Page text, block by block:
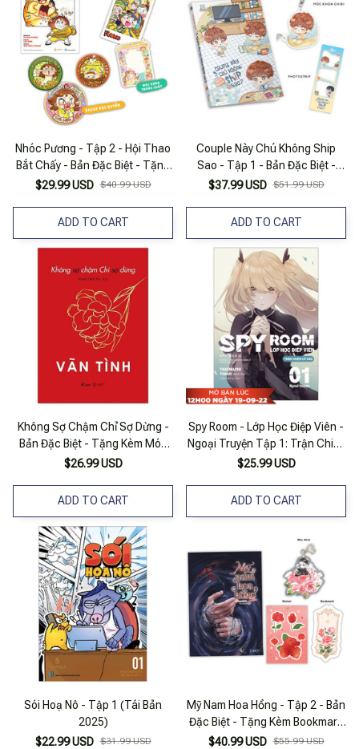
Nhóc Pương - Tập 2 - Hội Thao
Bắt Chấy - Bản Đặc Biệt - Tặng
Kèm 1 Postcard + 1 Móc Khóa +
$29.99 USD $40.99 USD
ADD TO CART
Couple Này Chú Không Ship
Sao - Tập 1 - Bản Đặc Biệt -
Tặng Kèm Photostrip + Móc
$37.99 USD $51.99 USD
ADD TO CART
Không Sợ Chậm Chỉ Sợ Dừng -
Bản Đặc Biệt - Tặng Kèm Móc
Khóa
$26.99 USD
ADD TO CART
Spy Room - Lớp Học Điệp Viên -
Ngoại Truyện Tập 1: Trận Chiến
Cô Dâu - Bản Đặc Biệt - Tặng
Bìa Tặng Thêm + Thẻ Nhân Vật
$25.99 USD
ADD TO CART
Sói Hoạ Nô - Tập 1 (Tái Bản
2025)
$22.99 USD $31.99 USD
Mỹ Nam Hoa Hồng - Tập 2 - Bản
Đặc Biệt - Tặng Kèm Bookmark
+ Móc Khóa + Sticker
$40.99 USD $55.99 USD